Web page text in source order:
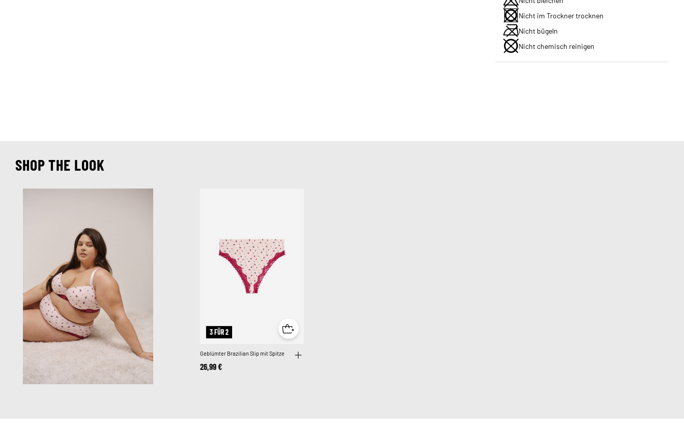
Nicht im Trockner trocknen
Nicht bügeln
Nicht chemisch reinigen
SHOP THE LOOK
3 FÜR 2
Geblümter Brazilian Slip mit Spitze
26,99 €